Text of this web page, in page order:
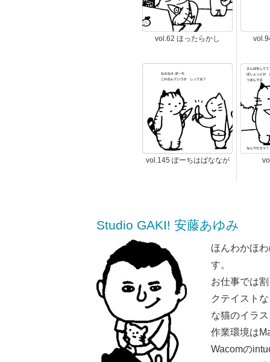
vol.62 ほったらかし
vol.145 ぽーちはばななが
Studio GAKI! 安藤あゆみ
ほんわかほ
す。
お仕事では
クテイスト
な猫のイラ
作業環境は
Wacomの